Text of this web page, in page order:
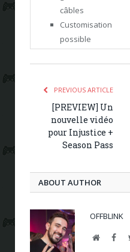
câbles
Customisation
possible
PREVIOUS ARTICLE
[PREVIEW] Un
nouvelle vidéo
pour Injustice +
Season Pass
ABOUT AUTHOR
OFFBLINK
Website